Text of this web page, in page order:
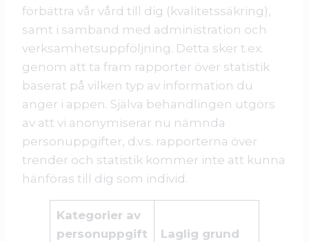
förbättra vår vård till dig (kvalitetssäkring),
samt i samband med administration och
verksamhetsuppföljning. Detta sker t.ex.
genom att ta fram rapporter över statistik
baserat på vilken typ av information du
anger i appen. Själva behandlingen utgörs
av att vi anonymiserar nu nämnda
personuppgifter, d.v.s. rapporterna över
trender och statistik kommer inte att kunna
hänföras till dig som individ.
Kategorier av
personuppgift
Laglig grund